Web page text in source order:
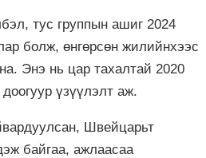
тус группын ашиг 2024
болж, өнгөрсөн жилийнхээс
Энэ нь цар тахалтай 2020
үзүүлэлт аж.
Швейцарьт
байгаа, ажлаасаа